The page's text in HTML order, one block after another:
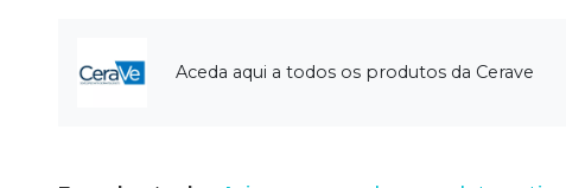
Aceda aqui a todos os produtos da Cerave